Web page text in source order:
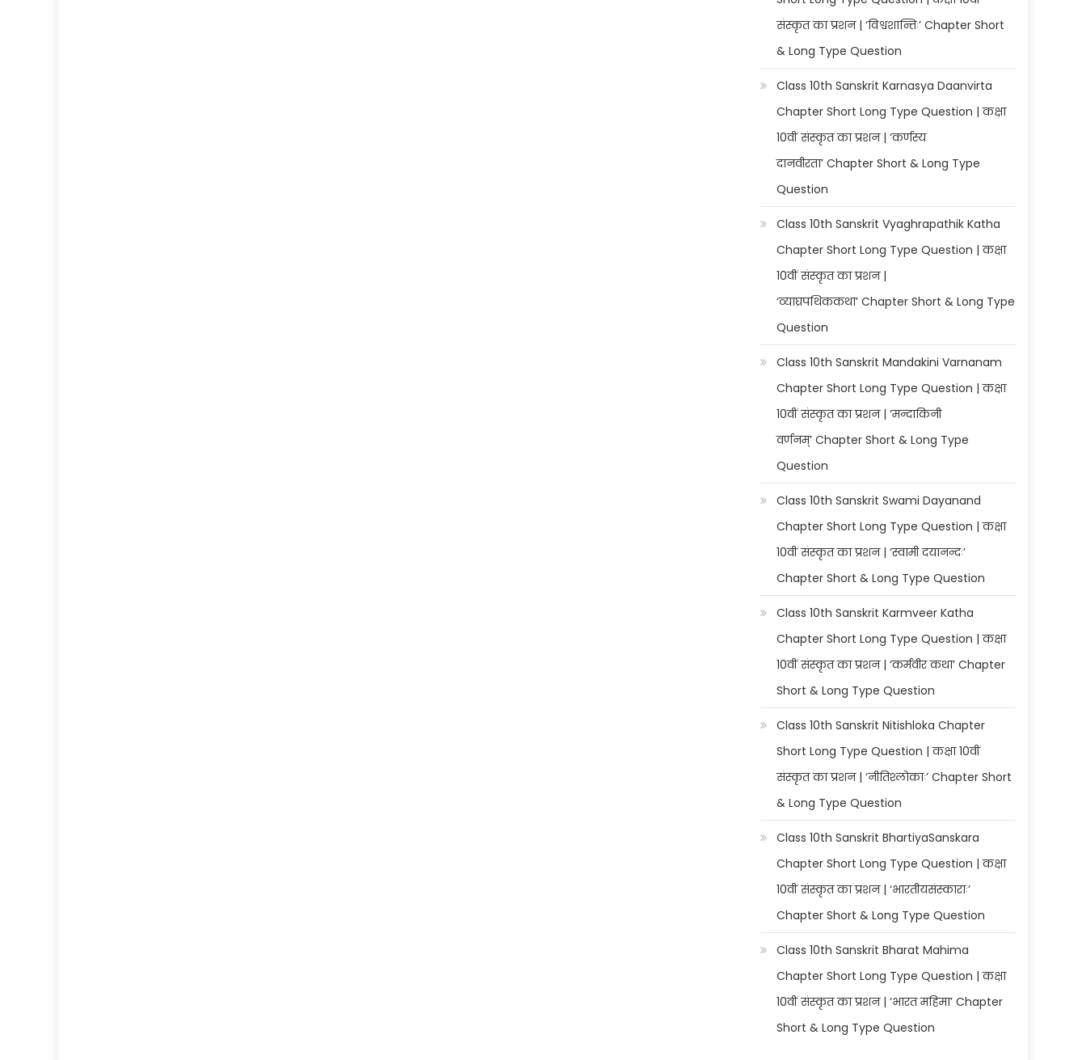
संस्कृत का प्रशन | ‘विश्वशान्तिः’ Chapter Short
& Long Type Question
Class 10th Sanskrit Karnasya Daanvirta
Chapter Short Long Type Question | कक्षा
10वीं संस्कृत का प्रशन | ‘कर्णस्य
दानवीरता’ Chapter Short & Long Type
Question
Class 10th Sanskrit Vyaghrapathik Katha
Chapter Short Long Type Question | कक्षा
10वीं संस्कृत का प्रशन |
‘व्याघ्रपथिककथा’ Chapter Short & Long Type
Question
Class 10th Sanskrit Mandakini Varnanam
Chapter Short Long Type Question | कक्षा
10वीं संस्कृत का प्रशन | ‘मन्दाकिनी
वर्णनम्’ Chapter Short & Long Type
Question
Class 10th Sanskrit Swami Dayanand
Chapter Short Long Type Question | कक्षा
10वीं संस्कृत का प्रशन | ‘स्वामी दयानन्दः’
Chapter Short & Long Type Question
Class 10th Sanskrit Karmveer Katha
Chapter Short Long Type Question | कक्षा
10वीं संस्कृत का प्रशन | ‘कर्मवीर कथा’ Chapter
Short & Long Type Question
Class 10th Sanskrit Nitishloka Chapter
Short Long Type Question | कक्षा 10वीं
संस्कृत का प्रशन | ‘नीतिश्लोकाः’ Chapter Short
& Long Type Question
Class 10th Sanskrit BhartiyaSanskara
Chapter Short Long Type Question | कक्षा
10वीं संस्कृत का प्रशन | ‘भारतीयसंस्काराः’
Chapter Short & Long Type Question
Class 10th Sanskrit Bharat Mahima
Chapter Short Long Type Question | कक्षा
10वीं संस्कृत का प्रशन | ‘भारत महिमा’ Chapter
Short & Long Type Question